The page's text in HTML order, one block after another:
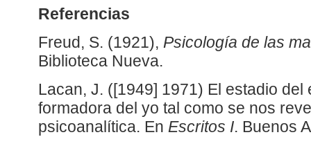
Referencias
Freud, S. (1921), Psicología de las
Biblioteca Nueva.
Lacan, J. ([1949] 1971) El estadio del
formadora del yo tal como se nos
psicoanalítica. En Escritos I. Buenos